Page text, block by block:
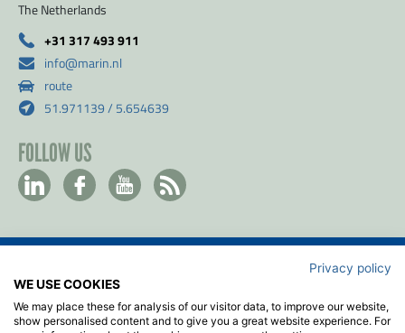
The Netherlands
+31 317 493 911
info@marin.nl
route
51.971139 / 5.654639
FOLLOW US
Privacy- & Cookiebeleid
Disclaimer
Privacy policy
WE USE COOKIES
We may place these for analysis of our visitor data, to improve our website,
show personalised content and to give you a great website experience. For